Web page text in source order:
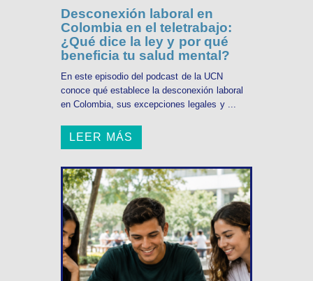
Desconexión laboral en
Colombia en el teletrabajo:
¿Qué dice la ley y por qué
beneficia tu salud mental?
En este episodio del podcast de la UCN
conoce qué establece la desconexión laboral
en Colombia, sus excepciones legales y ...
LEER MÁS